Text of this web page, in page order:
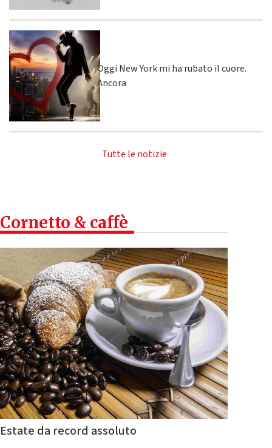
Oggi New York mi ha rubato il cuore.
Ancora
Tutte le notizie
Cornetto & caffè
Estate da record assoluto